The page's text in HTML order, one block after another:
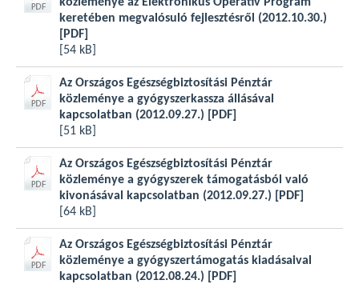
keretében megvalósuló fejlesztésről (2012.10.30.)
[PDF]
[54 kB]
Az Országos Egészségbiztosítási Pénztár
közleménye a gyógyszerkassza állásával
kapcsolatban (2012.09.27.)
[PDF]
[51 kB]
Az Országos Egészségbiztosítási Pénztár
közleménye a gyógyszerek támogatásból való
kivonásával kapcsolatban (2012.09.27.)
[PDF]
[64 kB]
Az Országos Egészségbiztosítási Pénztár
közleménye a gyógyszertámogatás kiadásaival
kapcsolatban (2012.08.24.)
[PDF]